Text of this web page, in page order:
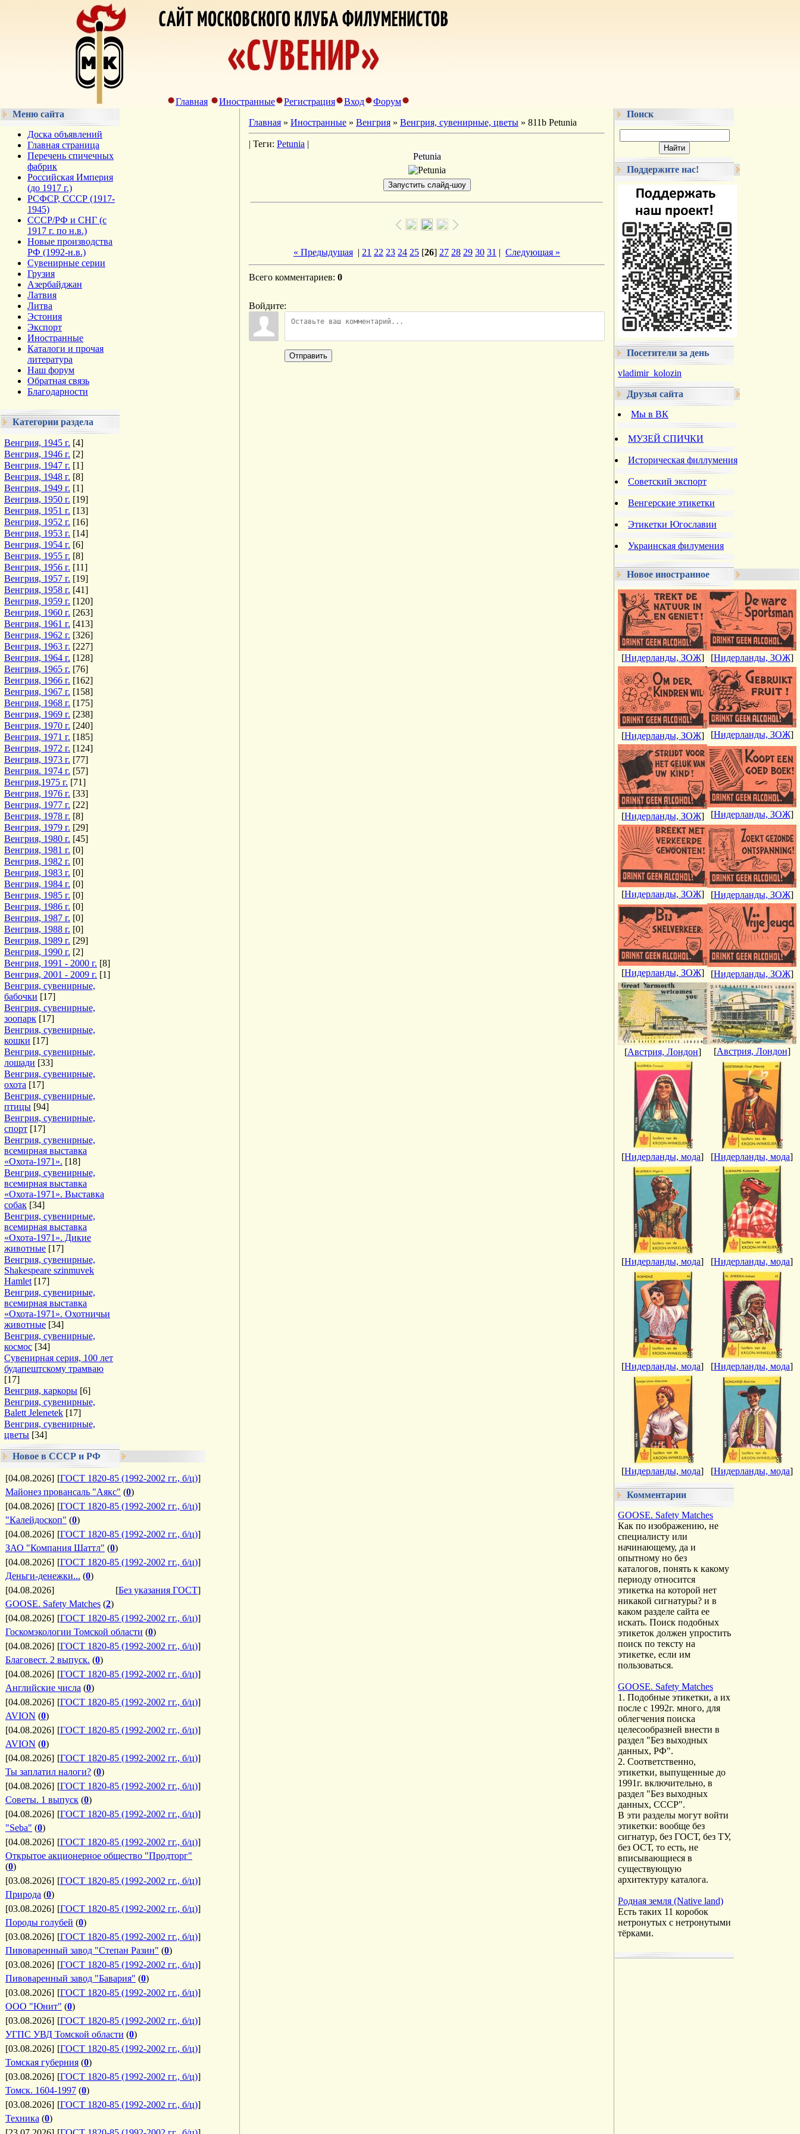
Главная Иностранные Регистрация Вход
Форум
Меню сайта
Доска объявлений
Главная страница
Перечень спичечных
фабрик
Российская Империя
(до 1917 г.)
РСФСР, СССР (1917-
1945)
СССР/РФ и СНГ (с
1917 г. по н.в.)
Новые производства
РФ (1992-н.в.)
Сувенирные серии
Грузия
Азербайджан
Латвия
Литва
Эстония
Экспорт
Иностранные
Каталоги и прочая
литература
Наш форум
Обратная связь
Благодарности
Категории раздела
Венгрия, 1945 г. [4]
Венгрия, 1946 г. [2]
Венгрия, 1947 г. [1]
Венгрия, 1948 г. [8]
Венгрия, 1949 г. [1]
Венгрия, 1950 г. [19]
Венгрия, 1951 г. [13]
Венгрия, 1952 г. [16]
Венгрия, 1953 г. [14]
Венгрия, 1954 г. [6]
Венгрия, 1955 г. [8]
Венгрия, 1956 г. [11]
Венгрия, 1957 г. [19]
Венгрия, 1958 г. [41]
Венгрия, 1959 г. [120]
Венгрия, 1960 г. [263]
Венгрия, 1961 г. [413]
Венгрия, 1962 г. [326]
Венгрия, 1963 г. [227]
Венгрия, 1964 г. [128]
Венгрия, 1965 г. [76]
Венгрия, 1966 г. [162]
Венгрия, 1967 г. [158]
Венгрия, 1968 г. [175]
Венгрия, 1969 г. [238]
Венгрия, 1970 г. [240]
Венгрия, 1971 г. [185]
Венгрия, 1972 г. [124]
Венгрия, 1973 г. [77]
Венгрия. 1974 г. [57]
Венгрия,1975 г. [71]
Венгрия, 1976 г. [33]
Венгрия, 1977 г. [22]
Венгрия, 1978 г. [8]
Венгрия, 1979 г. [29]
Венгрия, 1980 г. [45]
Венгрия, 1981 г. [0]
Венгрия, 1982 г. [0]
Венгрия, 1983 г. [0]
Венгрия, 1984 г. [0]
Венгрия, 1985 г. [0]
Венгрия, 1986 г. [0]
Венгрия, 1987 г. [0]
Венгрия, 1988 г. [0]
Венгрия, 1989 г. [29]
Венгрия, 1990 г. [2]
Венгрия, 1991 - 2000 г. [8]
Венгрия, 2001 - 2009 г. [1]
Венгрия, сувенирные,
бабочки [17]
Венгрия, сувенирные,
зоопарк [17]
Венгрия, сувенирные,
кошки [17]
Венгрия, сувенирные,
лошади [33]
Венгрия, сувенирные,
охота [17]
Венгрия, сувенирные,
птицы [94]
Венгрия, сувенирные,
спорт [17]
Венгрия, сувенирные,
всемирная выставка
«Охота-1971». [18]
Венгрия, сувенирные,
всемирная выставка
«Охота-1971». Выставка
собак [34]
Венгрия, сувенирные,
всемирная выставка
«Охота-1971». Дикие
животные [17]
Венгрия, сувенирные,
Shakespeare szinmuvek
Hamlet [17]
Венгрия, сувенирные,
всемирная выставка
«Охота-1971». Охотничьи
животные [34]
Венгрия, сувенирные,
космос [34]
Сувенирная серия, 100 лет
будапештскому трамваю
[17]
Венгрия, каркоры [6]
Венгрия, сувенирные,
Balett Jelenetek [17]
Венгрия, сувенирные,
цветы [34]
Новое в СССР и РФ
[04.08.2026] [ГОСТ 1820-85 (1992-2002 гг., б/ц)]
Майонез провансаль "Аякс" (0)
[04.08.2026] [ГОСТ 1820-85 (1992-2002 гг., б/ц)]
"Калейдоскоп" (0)
[04.08.2026] [ГОСТ 1820-85 (1992-2002 гг., б/ц)]
ЗАО "Компания Шаттл" (0)
[04.08.2026] [ГОСТ 1820-85 (1992-2002 гг., б/ц)]
Деньги-денежки... (0)
[04.08.2026]
[Без указания ГОСТ]
GOOSE. Safety Matches (2)
[04.08.2026] [ГОСТ 1820-85 (1992-2002 гг., б/ц)]
Госкомэкологии Томской области (0)
[04.08.2026] [ГОСТ 1820-85 (1992-2002 гг., б/ц)]
Благовест. 2 выпуск. (0)
[04.08.2026] [ГОСТ 1820-85 (1992-2002 гг., б/ц)]
Английские числа (0)
[04.08.2026] [ГОСТ 1820-85 (1992-2002 гг., б/ц)]
AVION (0)
[04.08.2026] [ГОСТ 1820-85 (1992-2002 гг., б/ц)]
AVION (0)
[04.08.2026] [ГОСТ 1820-85 (1992-2002 гг., б/ц)]
Ты заплатил налоги? (0)
[04.08.2026] [ГОСТ 1820-85 (1992-2002 гг., б/ц)]
Советы. 1 выпуск (0)
[04.08.2026] [ГОСТ 1820-85 (1992-2002 гг., б/ц)]
"Seba" (0)
[04.08.2026] [ГОСТ 1820-85 (1992-2002 гг., б/ц)]
Открытое акционерное общество "Продторг"
(0)
[03.08.2026] [ГОСТ 1820-85 (1992-2002 гг., б/ц)]
Природа (0)
[03.08.2026] [ГОСТ 1820-85 (1992-2002 гг., б/ц)]
Породы голубей (0)
[03.08.2026] [ГОСТ 1820-85 (1992-2002 гг., б/ц)]
Пивоваренный завод "Степан Разин" (0)
[03.08.2026] [ГОСТ 1820-85 (1992-2002 гг., б/ц)]
Пивоваренный завод "Бавария" (0)
[03.08.2026] [ГОСТ 1820-85 (1992-2002 гг., б/ц)]
ООО "Юнит" (0)
[03.08.2026] [ГОСТ 1820-85 (1992-2002 гг., б/ц)]
УГПС УВД Томской области (0)
[03.08.2026] [ГОСТ 1820-85 (1992-2002 гг., б/ц)]
Томская губерния (0)
[03.08.2026] [ГОСТ 1820-85 (1992-2002 гг., б/ц)]
Томск. 1604-1997 (0)
[03.08.2026] [ГОСТ 1820-85 (1992-2002 гг., б/ц)]
Техника (0)
Главная » Иностранные » Венгрия » Венгрия, сувенирные, цветы » 811b Petunia
| Теги: Petunia |
Petunia
« Предыдущая | 21 22 23 24 25 [26] 27 28 29 30 31 | Следующая »
Всего комментариев: 0
Войдите:
Отправить
Поиск
Поддержите нас!
Посетители за день
vladimir_kolozin
Друзья сайта
Мы в ВК
МУЗЕЙ СПИЧКИ
Историческая филлумения
Советский экспорт
Венгерские этикетки
Этикетки Югославии
Украинская филумения
Новое иностранное
[Нидерланды, ЗОЖ] [Нидерланды, ЗОЖ]
[Нидерланды, ЗОЖ] [Нидерланды, ЗОЖ]
[Нидерланды, ЗОЖ] [Нидерланды, ЗОЖ]
[Нидерланды, ЗОЖ] [Нидерланды, ЗОЖ]
[Нидерланды, ЗОЖ] [Нидерланды, ЗОЖ]
[Австрия, Лондон] [Австрия, Лондон]
[Нидерланды, мода] [Нидерланды, мода]
[Нидерланды, мода] [Нидерланды, мода]
[Нидерланды, мода] [Нидерланды, мода]
[Нидерланды, мода] [Нидерланды, мода]
Комментарии
GOOSE. Safety Matches
Как по изображению, не
специалисту или
начинающему, да и
опытному но без
каталогов, понять к какому
периоду относится
этикетка на которой нет
никакой сигнатуры? и в
каком разделе сайта ее
искать. Поиск подобных
этикеток должен упростить
поиск по тексту на
этикетке, если им
пользоваться.
GOOSE. Safety Matches
1. Подобные этикетки, а их
после с 1992г. много, для
облегчения поиска
целесообразней внести в
раздел "Без выходных
данных, РФ".
2. Соответственно,
этикетки, выпущенные до
1991г. включительно, в
раздел "Без выходных
данных, СССР".
В эти разделы могут войти
этикетки: вообще без
сигнатур, без ГОСТ, без ТУ,
без ОСТ, то есть, не
вписывающиеся в
существующую
архитектуру каталога.
Родная земля (Native land)
Есть таких 11 коробок
нетронутых с нетронутыми
тёрками.